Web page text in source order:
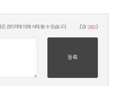
관리자에 의해 삭제 될 수 있습니다. ( 0/ 250)